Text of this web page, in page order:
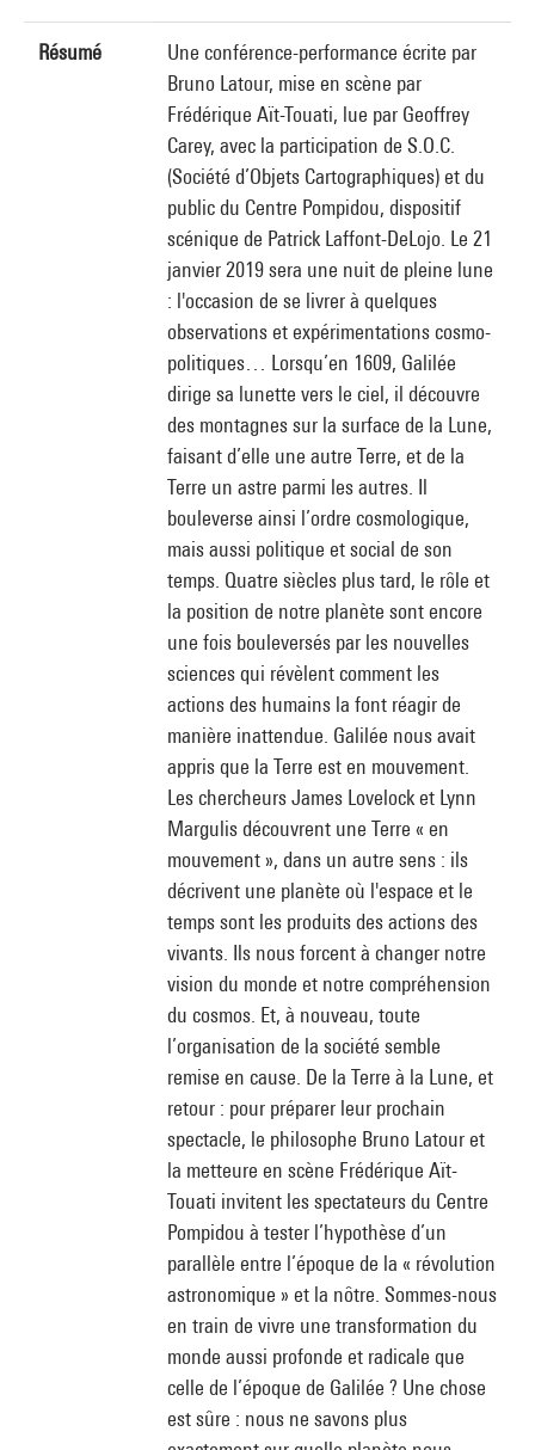
Résumé
Une conférence-performance écrite par
Bruno Latour, mise en scène par
Frédérique Aït-Touati, lue par Geoffrey
Carey, avec la participation de S.O.C.
(Société d’Objets Cartographiques) et du
public du Centre Pompidou, dispositif
scénique de Patrick Laffont-DeLojo. Le 21
janvier 2019 sera une nuit de pleine lune
: l'occasion de se livrer à quelques
observations et expérimentations cosmo-
politiques… Lorsqu’en 1609, Galilée
dirige sa lunette vers le ciel, il découvre
des montagnes sur la surface de la Lune,
faisant d’elle une autre Terre, et de la
Terre un astre parmi les autres. Il
bouleverse ainsi l’ordre cosmologique,
mais aussi politique et social de son
temps. Quatre siècles plus tard, le rôle et
la position de notre planète sont encore
une fois bouleversés par les nouvelles
sciences qui révèlent comment les
actions des humains la font réagir de
manière inattendue. Galilée nous avait
appris que la Terre est en mouvement.
Les chercheurs James Lovelock et Lynn
Margulis découvrent une Terre « en
mouvement », dans un autre sens : ils
décrivent une planète où l'espace et le
temps sont les produits des actions des
vivants. Ils nous forcent à changer notre
vision du monde et notre compréhension
du cosmos. Et, à nouveau, toute
l’organisation de la société semble
remise en cause. De la Terre à la Lune, et
retour : pour préparer leur prochain
spectacle, le philosophe Bruno Latour et
la metteure en scène Frédérique Aït-
Touati invitent les spectateurs du Centre
Pompidou à tester l’hypothèse d’un
parallèle entre l’époque de la « révolution
astronomique » et la nôtre. Sommes-nous
en train de vivre une transformation du
monde aussi profonde et radicale que
celle de l’époque de Galilée ? Une chose
est sûre : nous ne savons plus